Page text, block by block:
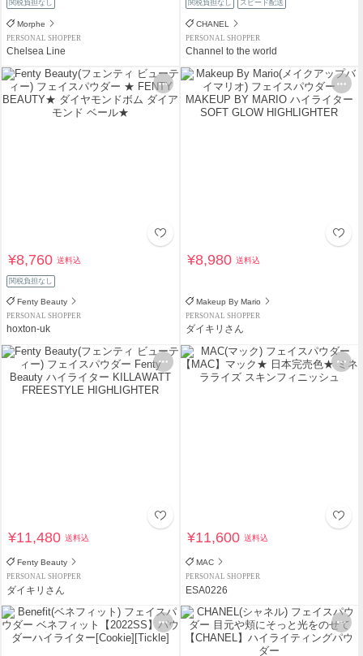
関税負担なし
Morphe
PERSONAL SHOPPER
Chelsea Line
関税負担なし スピード配送
CHANEL
PERSONAL SHOPPER
Channel to the world
¥8,760送料込
関税負担なし
Fenty Beauty
PERSONAL SHOPPER
hoxton-uk
¥8,980送料込
Makeup By Mario
PERSONAL SHOPPER
ダイキリさん
¥11,480送料込
Fenty Beauty
PERSONAL SHOPPER
ダイキリさん
¥11,600送料込
MAC
PERSONAL SHOPPER
ESA0226